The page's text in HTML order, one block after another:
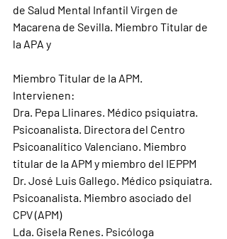
de Salud Mental Infantil Virgen de
Macarena de Sevilla. Miembro Titular de
la APA y
Miembro Titular de la APM.
Intervienen:
Dra. Pepa Llinares. Médico psiquiatra.
Psicoanalista. Directora del Centro
Psicoanalítico Valenciano. Miembro
titular de la APM y miembro del IEPPM
Dr. José Luis Gallego. Médico psiquiatra.
Psicoanalista. Miembro asociado del
CPV (APM)
Lda. Gisela Renes. Psicóloga